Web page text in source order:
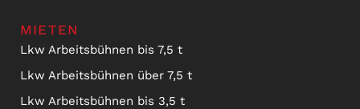
MIETEN
Lkw Arbeitsbühnen bis 7,5 t
Lkw Arbeitsbühnen über 7,5 t
Lkw Arbeitsbühnen bis 3,5 t